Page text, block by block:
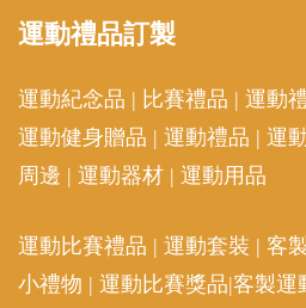
運動禮品訂製
運動紀念品 | 比賽禮品 | 運動
運動健身贈品 | 運動禮品 | 運
周邊 | 運動器材 | 運動用品
運動比賽禮品 | 運動套裝 | 客
小禮物 | 運動比賽獎品|客製運